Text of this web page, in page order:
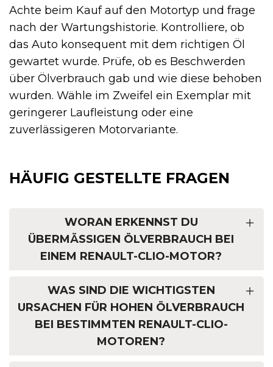
Achte beim Kauf auf den Motortyp und frage
nach der Wartungshistorie. Kontrolliere, ob
das Auto konsequent mit dem richtigen Öl
gewartet wurde. Prüfe, ob es Beschwerden
über Ölverbrauch gab und wie diese behoben
wurden. Wähle im Zweifel ein Exemplar mit
geringerer Laufleistung oder eine
zuverlässigeren Motorvariante.
HÄUFIG GESTELLTE FRAGEN
WORAN ERKENNST DU
ÜBERMÄSSIGEN ÖLVERBRAUCH BEI E
INEM RENAULT-CLIO-MOTOR?
WAS SIND DIE WICHTIGSTEN
URSACHEN FÜR HOHEN ÖLVERBRAUCH
BEI BESTIMMTEN RENAULT-CLIO-
MOTOREN?